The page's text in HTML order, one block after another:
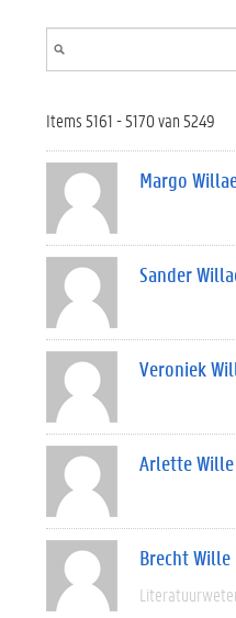
Items 5161 - 5170 van 5249
Margo
Sander
Veroniek
Arlette Wille
Brecht Wille